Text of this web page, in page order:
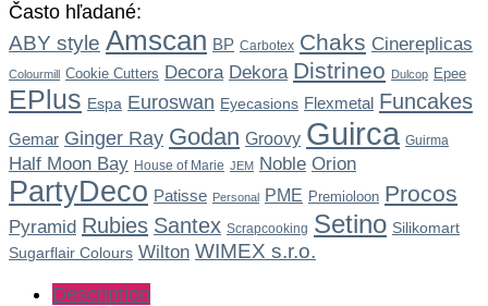
Často hľadané:
ABY style Amscan BP Carbotex Chaks Cinereplicas
Colourmill Cookie Cutters Decora Dekora Distrineo Dulcop Epee
EPlus Espa Euroswan Eyecasions Flexmetal Funcakes
Gemar Ginger Ray Godan Groovy Guirca Guirma
Half Moon Bay House of Marie JEM Noble Orion
PartyDeco Patisse Personal PME Premioloon Procos
Pyramid Rubies Santex Scrapcooking Setino Silikomart
Sugarflair Colours Wilton WIMEX s.r.o.
Description